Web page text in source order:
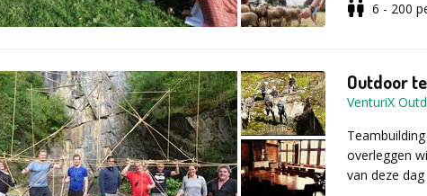
tijdens deze
De toon
bijgehouden
groep. Vul
6 - 200
Outdoor
VenturiX
overleggen
van deze